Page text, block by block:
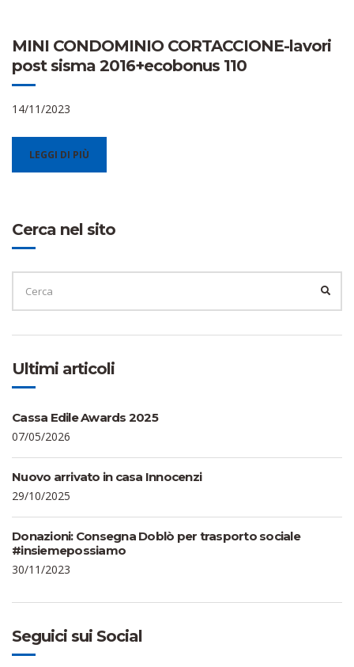
MINI CONDOMINIO CORTACCIONE-lavori
post sisma 2016+ecobonus 110
14/11/2023
LEGGI DI PIÙ
Cerca nel sito
CERCA
PER:
Ultimi articoli
Cassa Edile Awards 2025
07/05/2026
Nuovo arrivato in casa Innocenzi
29/10/2025
Donazioni: Consegna Doblò per trasporto sociale
#insiemepossiamo
30/11/2023
Seguici sui Social